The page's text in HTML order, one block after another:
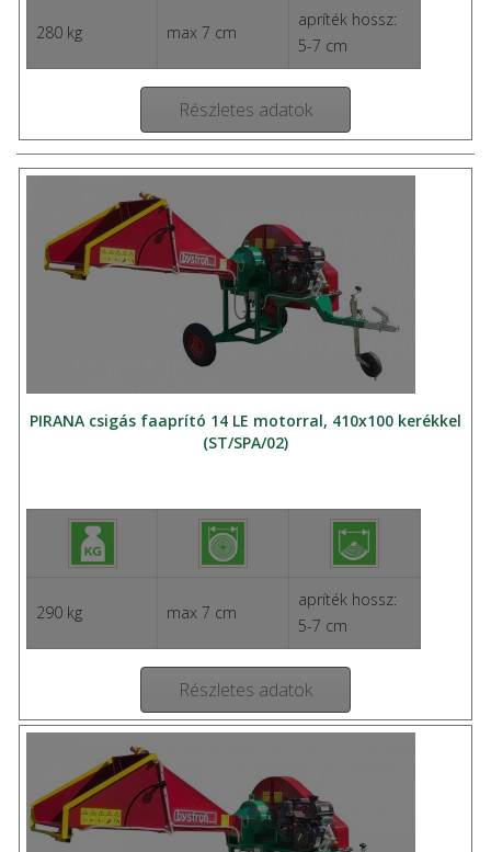
280 kg max 7 cm
apríték hossz:
5-7 cm
Részletes adatok
PIRANA csigás faaprító 14 LE motorral, 410x100 kerékkel
(ST/SPA/02)
290 kg max 7 cm
apríték hossz:
5-7 cm
Részletes adatok